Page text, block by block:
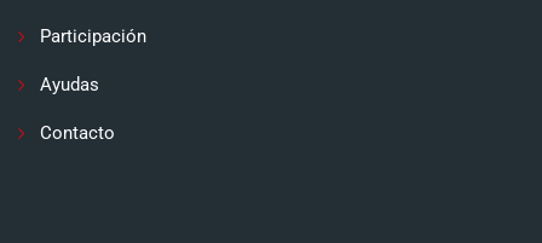
Participación
Ayudas
Contacto